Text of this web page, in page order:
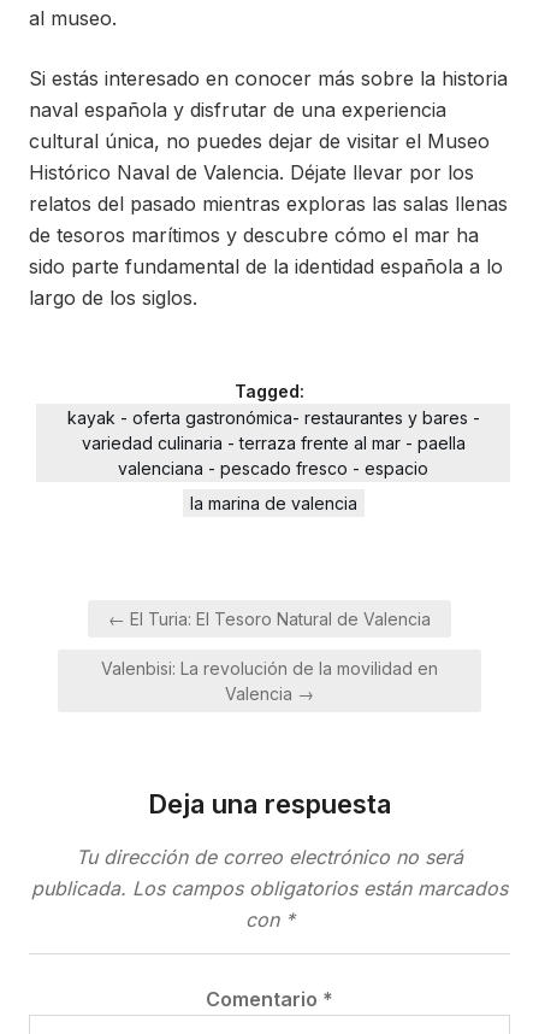
al museo.
Si estás interesado en conocer más sobre la historia
naval española y disfrutar de una experiencia
cultural única, no puedes dejar de visitar el Museo
Histórico Naval de Valencia. Déjate llevar por los
relatos del pasado mientras exploras las salas llenas
de tesoros marítimos y descubre cómo el mar ha
sido parte fundamental de la identidad española a lo
largo de los siglos.
Tagged:
kayak - oferta gastronómica- restaurantes y bares -
variedad culinaria - terraza frente al mar - paella
valenciana - pescado fresco - espacio
la marina de valencia
Navegación
entradas
← El Turia: El Tesoro Natural de Valencia
Valenbisi: La revolución de la movilidad en
Valencia →
Deja una respuesta
Tu dirección de correo electrónico no será
publicada. Los campos obligatorios están marcados
con *
Comentario *